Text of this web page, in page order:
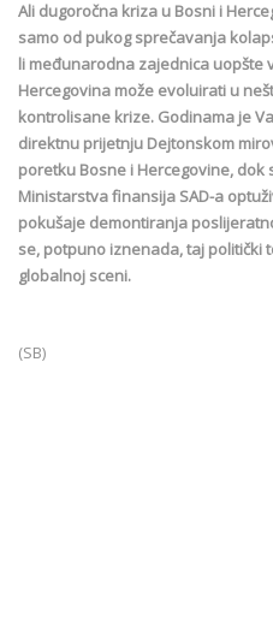
Ali dugoročna kriza u Bosni i
samo od pukog sprečavanja
li međunarodna zajednica uopšte
Hercegovina može evoluirati u
kontrolisane krize. Godinama je
direktnu prijetnju Dejtonskom
poretku Bosne i Hercegovine,
Ministarstva finansija SAD-a
pokušaje demontiranja
se, potpuno iznenada, taj politički
globalnoj sceni.
(SB)